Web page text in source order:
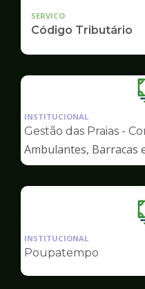
SERVICO
Código Tributário
INSTITUCIONAL
Gestão das Praias -
Ambulantes, Barracas
INSTITUCIONAL
Poupatempo